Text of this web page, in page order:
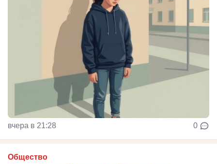
вчера в 21:28 0
Общество